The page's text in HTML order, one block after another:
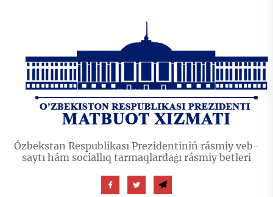
Ózbekstan Respublikası Prezidentiniń rásmiy veb-
saytı hám sociallıq tarmaqlardaǵı rásmiy betleri